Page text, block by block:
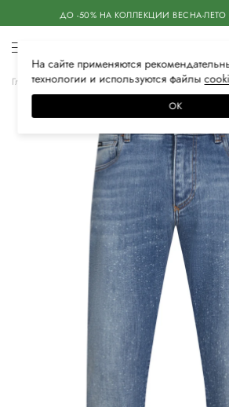
ДО -50% НА КОЛЛЕКЦИИ ВЕСНА-ЛЕТО
Главная Мужская Одежда Джинсы
На сайте применяются
технологии и используются файлы
ОК